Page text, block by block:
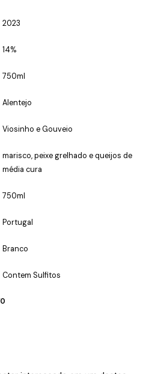
2023
14%
750ml
Alentejo
Viosinho e Gouveio
marisco, peixe grelhado e queijos de
média cura
750ml
Portugal
Branco
Contem Sulfitos